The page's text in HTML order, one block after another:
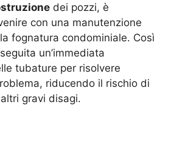
dei pozzi, è
con una manutenzione
fognatura condominiale. Così
un’immediata
tubature per risolvere
riducendo il rischio di
gravi disagi.